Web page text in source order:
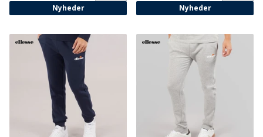
Nyheder Nyheder